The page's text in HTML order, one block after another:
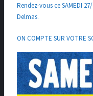
Rendez-vous ce SAMEDI
Delmas.
ON COMPTE SUR VOTRE